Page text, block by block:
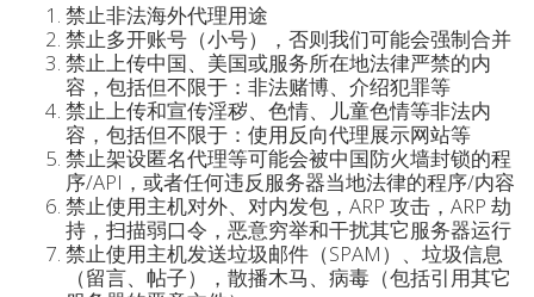
禁止非法海外代理用途
禁止多开账号（小号），否则我们可能会强制合并
禁止上传中国、美国或服务所在地法律严禁的内
容，包括但不限于：非法赌博、介绍犯罪等
禁止上传和宣传淫秽、色情、儿童色情等非法内
容，包括但不限于：使用反向代理展示网站等
禁止架设匿名代理等可能会被中国防火墙封锁的程
序/API，或者任何违反服务器当地法律的程序/内容
禁止使用主机对外、对内发包，ARP 攻击，ARP 劫
持，扫描弱口令，恶意穷举和干扰其它服务器运行
禁止使用主机发送垃圾邮件（SPAM）、垃圾信息
（留言、帖子），散播木马、病毒（包括引用其它